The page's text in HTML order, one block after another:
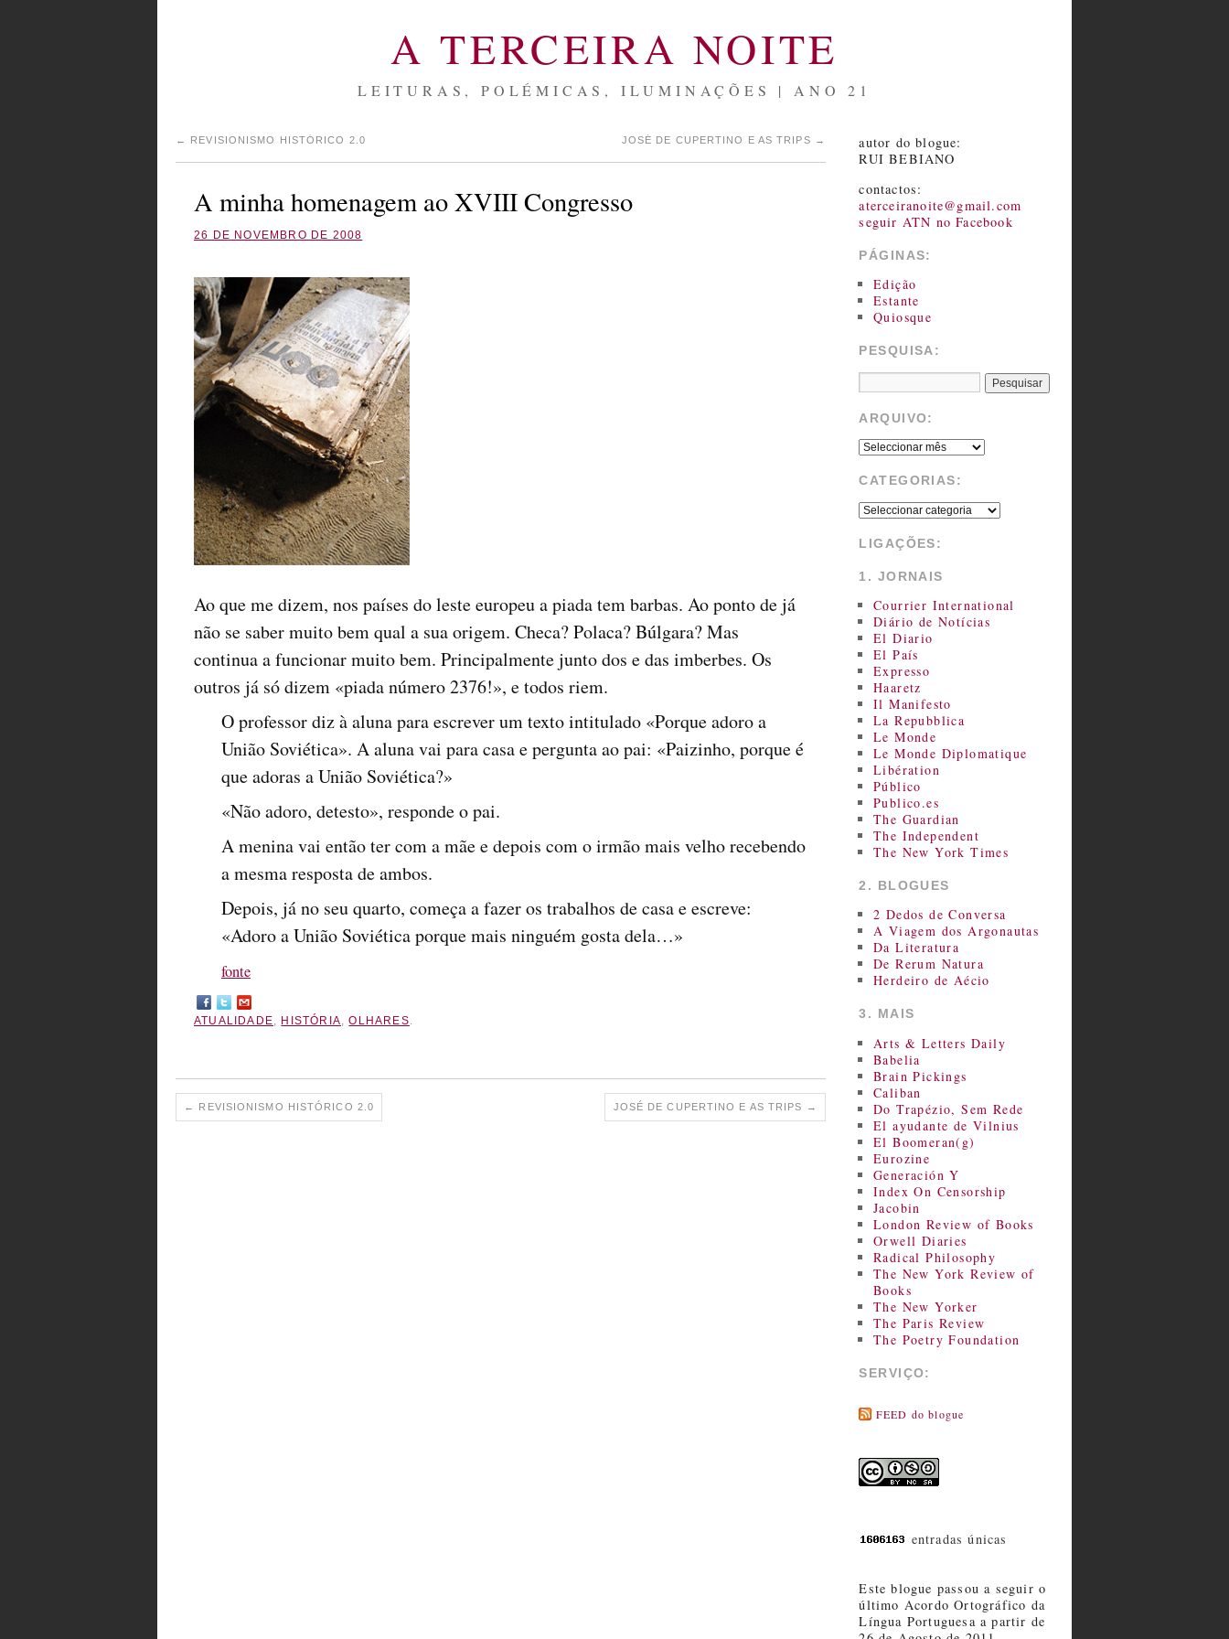
A TERCEIRA NOITE
LEITURAS, POLÉMICAS, ILUMINAÇÕES | ANO 21
← REVISIONISMO HISTÓRICO 2.0 JOSÉ DE CUPERTINO E AS TRIPS →
A minha homenagem ao XVIII Congresso
26 DE NOVEMBRO DE 2008
Ao que me dizem, nos países do leste europeu a piada tem barbas. Ao ponto de já
não se saber muito bem qual a sua origem. Checa? Polaca? Búlgara? Mas
continua a funcionar muito bem. Principalmente junto dos e das imberbes. Os
outros já só dizem «piada número 2376!», e todos riem.
O professor diz à aluna para escrever um texto intitulado «Porque adoro a
União Soviética». A aluna vai para casa e pergunta ao pai: «Paizinho, porque é
que adoras a União Soviética?»
«Não adoro, detesto», responde o pai.
A menina vai então ter com a mãe e depois com o irmão mais velho recebendo
a mesma resposta de ambos.
Depois, já no seu quarto, começa a fazer os trabalhos de casa e escreve:
«Adoro a União Soviética porque mais ninguém gosta dela…»
fonte
ATUALIDADE, HISTÓRIA,OLHARES.
← REVISIONISMO HISTÓRICO 2.0 JOSÉ DE CUPERTINO E AS TRIPS →
autor do blogue:
RUI BEBIANO
contactos:
aterceiranoite@gmail.com
seguir ATN no Facebook
PÁGINAS:
Edição
Estante
Quiosque
PESQUISA:
ARQUIVO:
CATEGORIAS:
LIGAÇÕES:
1. JORNAIS
Courrier International
Diário de Notícias
El Diario
El País
Expresso
Haaretz
Il Manifesto
La Repubblica
Le Monde
Le Monde Diplomatique
Libération
Público
Publico.es
The Guardian
The Independent
The New York Times
2. BLOGUES
2 Dedos de Conversa
A Viagem dos Argonautas
Da Literatura
De Rerum Natura
Herdeiro de Aécio
3. MAIS
Arts & Letters Daily
Babelia
Brain Pickings
Caliban
Do Trapézio, Sem Rede
El ayudante de Vilnius
El Boomeran(g)
Eurozine
Generación Y
Index On Censorship
Jacobin
London Review of Books
Orwell Diaries
Radical Philosophy
The New York Review of
Books
The New Yorker
The Paris Review
The Poetry Foundation
SERVIÇO:
FEED do blogue
entradas únicas
Este blogue passou a seguir o
último Acordo Ortográfico da
Língua Portuguesa a partir de